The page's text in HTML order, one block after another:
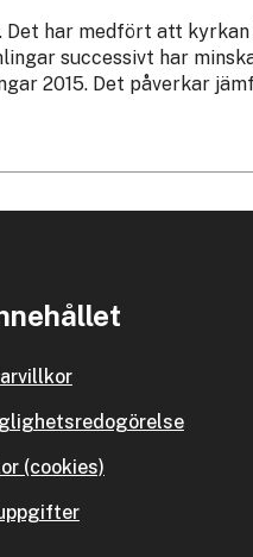
Det har medfört att
successivt har
2015. Det påverkar
(cookies)